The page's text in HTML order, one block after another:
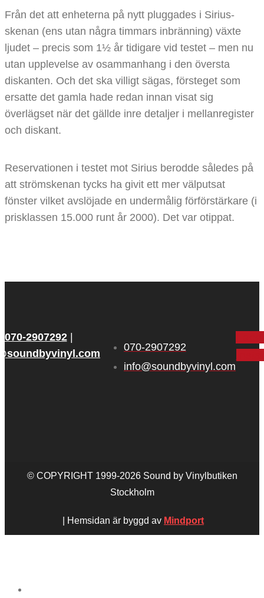
Från det att enheterna på nytt pluggades i Sirius-
skenan (ens utan några timmars inbränning) växte
ljudet – precis som 1½ år tidigare vid testet – men nu
utan upplevelse av osammanhang i den översta
diskanten. Och det ska villigt sägas, försteget som
ersatte det gamla hade redan innan visat sig
överlägset när det gällde inre detaljer i mellanregister
och diskant.
Reservationen i testet mot Sirius berodde således på
att strömskenan tycks ha givit ett mer välputsat
fönster vilket avslöjade en undermålig förförstärkare (i
prisklassen 15.000 runt år 2000). Det var otippat.
070‑2907292|
070‑2907292
info@soundbyvinyl.com
© COPYRIGHT 1999-2026 Sound by Vinylbutiken
Stockholm
| Hemsidan är byggd av Mindport